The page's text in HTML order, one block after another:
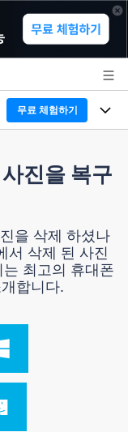
무료 체험하기
진을 복구
을 삭제 하셨나
서 삭제 된 사진
최고의 휴대폰
합니다.